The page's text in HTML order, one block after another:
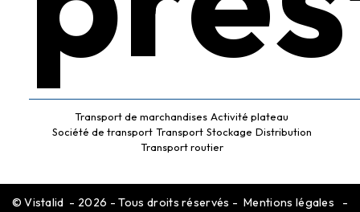
Transport de marchandises Activité plateau
Société de transport Transport Stockage Distribution
Transport routier
©Vistalid - 2026 - Tous droits réservés - Mentions légales
-